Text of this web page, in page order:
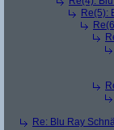
Re(5):
Re: Blu Ray